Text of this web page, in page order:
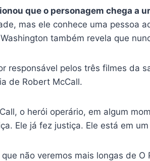
que o personagem chega a
mas ele conhece uma pessoa
também revela que
responsável pelos três filmes da
de Robert McCall.
o herói operário, em algum
Ele já fez justiça. Ele está em
não veremos mais longas de